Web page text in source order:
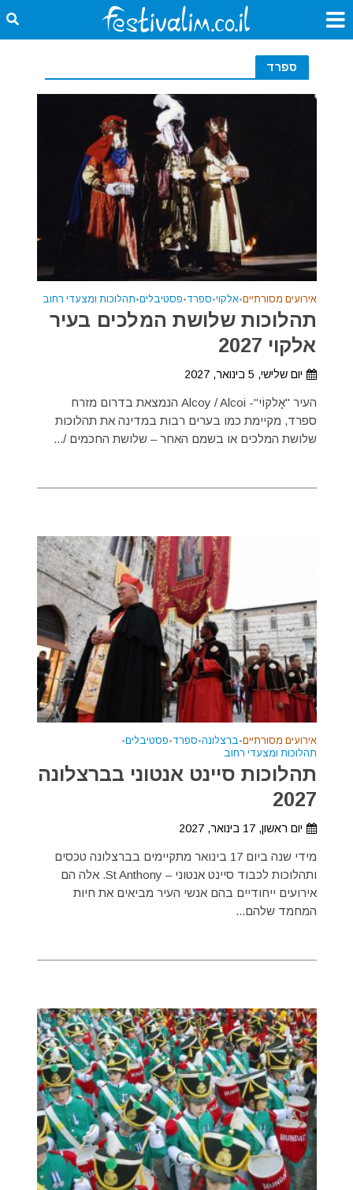
ספרד
אירועים מסורתיים•אלקוי•ספרד•פסטיבלים•תהלוכות ומצעדי רחוב
תהלוכות שלושת המלכים בעיר
אלקוי 2027
יום שלישי, 5 בינואר, 2027
העיר "אָלקוֹי"- Alcoy / Alcoi הנמצאת בדרום מזרח
ספרד, מקיימת כמו בערים רבות במדינה את תהלוכות
שלושת המלכים או בשמם האחר – שלושת החכמים /...
אירועים מסורתיים•ברצלונה•ספרד•פסטיבלים•
תהלוכות ומצעדי רחוב
תהלוכות סיינט אנטוני בברצלונה
2027
יום ראשון, 17 בינואר, 2027
מידי שנה ביום 17 בינואר מתקיימים בברצלונה טכסים
ותהלוכות לכבוד סיינט אנטוני – St Anthony. אלה הם
אירועים ייחודיים בהם אנשי העיר מביאים את חיות
המחמד שלהם...